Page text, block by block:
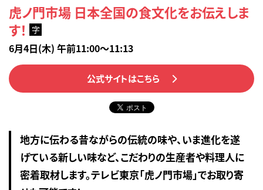
虎ノ門市場 日本全国の食文化をお伝えしま
す！
字
6月4日(木) 午前11:00～11:13
公式サイトはこちら
地方に伝わる昔ながらの伝統の味や、いま進化を遂
げている新しい味など、こだわりの生産者や料理人に
密着取材します。テレビ東京「虎ノ門市場」でお取り寄